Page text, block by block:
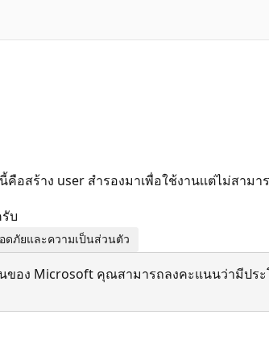
สร้าง user สำรองมาเพื่อใช้งานเเต่ไม่สามา
บ
ภัยและความเป็นส่วนตัว
อง Microsoft คุณสามารถลงคะแนนว่ามีปร